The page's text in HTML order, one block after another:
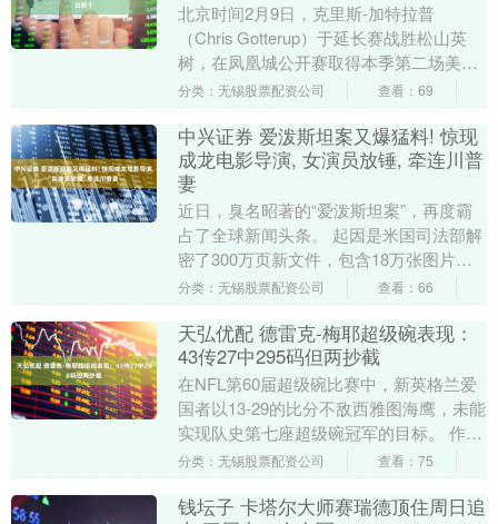
北京时间2月9日，克里斯-加特拉普
（Chris Gotterup）于延长赛战胜松山英
树，在凤凰城公开赛取得本季第二场美巡
赛胜利，世界排名上升到第五位。 加特拉
分类：无锡股票配资公司 查看：69
中兴证券 爱泼斯坦案又爆猛料! 惊现
成龙电影导演, 女演员放锤, 牵连川普
妻
近日，臭名昭著的“爱泼斯坦案”，再度霸
占了全球新闻头条。 起因是米国司法部解
密了300万页新文件，包含18万张图片、
2000多段视频，牵扯出“人口贩卖”、“性
分类：无锡股票配资公司 查看：66
天弘优配 德雷克-梅耶超级碗表现：
43传27中295码但两抄截
在NFL第60届超级碗比赛中，新英格兰爱
国者以13-29的比分不敌西雅图海鹰，未能
实现队史第七座超级碗冠军的目标。 作为
爱国者队的四分卫，德雷克-梅耶在本场比
分类：无锡股票配资公司 查看：75
钱坛子 卡塔尔大师赛瑞德顶住周日追